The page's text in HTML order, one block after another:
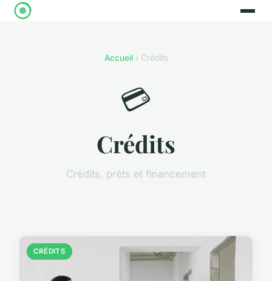
Accueil› Crédits
💳
Crédits
Crédits, prêts et financement
CRÉDITS